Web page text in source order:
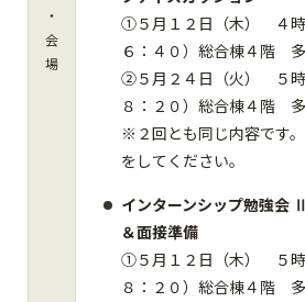
・
会
場
①５月１２日（木） ４時
６：４０）総合棟４階
②５月２４日（火） ５時
８：２０）総合棟４階
※２回とも同じ内容です
をしてください。
インターンシップ勉強
＆面接準備
①５月１２日（木） ５時
８：２０）総合棟４階